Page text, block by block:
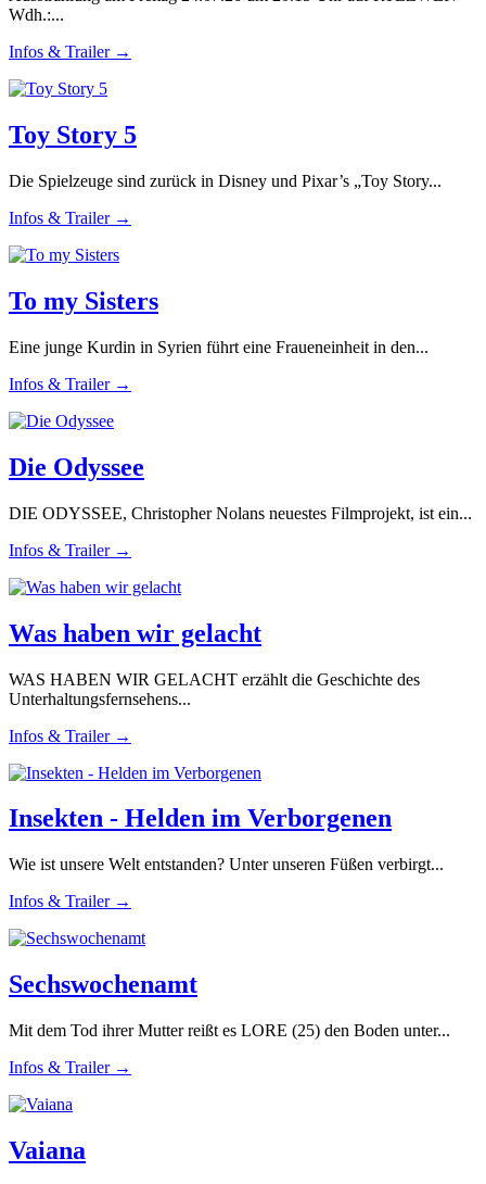
Wdh.:...
Infos & Trailer →
Toy Story 5
Die Spielzeuge sind zurück in Disney und Pixar’s „Toy Story...
Infos & Trailer →
To my Sisters
Eine junge Kurdin in Syrien führt eine Fraueneinheit in den...
Infos & Trailer →
Die Odyssee
DIE ODYSSEE, Christopher Nolans neuestes Filmprojekt, ist ein...
Infos & Trailer →
Was haben wir gelacht
WAS HABEN WIR GELACHT erzählt die Geschichte des
Unterhaltungsfernsehens...
Infos & Trailer →
Insekten - Helden im Verborgenen
Wie ist unsere Welt entstanden? Unter unseren Füßen verbirgt...
Infos & Trailer →
Sechswochenamt
Mit dem Tod ihrer Mutter reißt es LORE (25) den Boden unter...
Infos & Trailer →
Vaiana